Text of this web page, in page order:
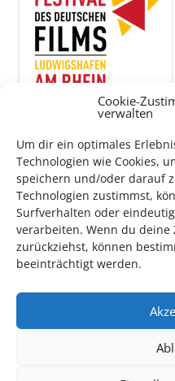
Cookie-
verwalten
Um dir ein optimales
Technologien wie Cookies,
speichern und/oder darauf
Technologien zustimmst,
Surfverhalten oder
verarbeiten. Wenn du
zurückziehst, können
beeinträchtigt werden.
Auch dieses Jahr findet
Filmsin Ludwigshafen statt.
Vom 19. August bist zum 9.
Inhaber*innen freien
Minuten vor Beginn des